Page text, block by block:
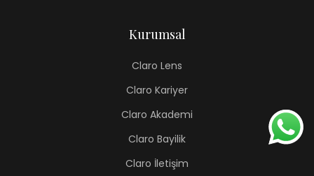
Kurumsal
Claro Lens
Claro Kariyer
Claro Akademi
Claro Bayilik
Claro İletişim